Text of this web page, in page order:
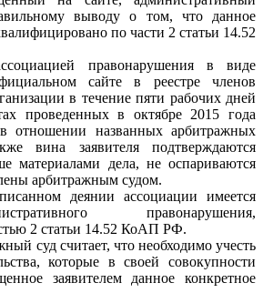
выводу о том, что данное
по части 2 статьи 14.52
правонарушения в виде
сайте в реестре членов
в течение пяти рабочих дней
проведенных в октябре 2015 года
отношении названных арбитражных
вина заявителя подтверждаются
материалами дела, не оспариваются
арбитражным судом.
деянии ассоциации имеется
правонарушения,
2 статьи 14.52 КоАП РФ.
суд считает, что необходимо учесть
которые в своей совокупности
заявителем данное конкретное